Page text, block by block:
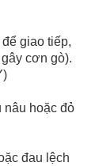
giao tiếp,
cơn gò).
nâu hoặc đỏ
đau lệch